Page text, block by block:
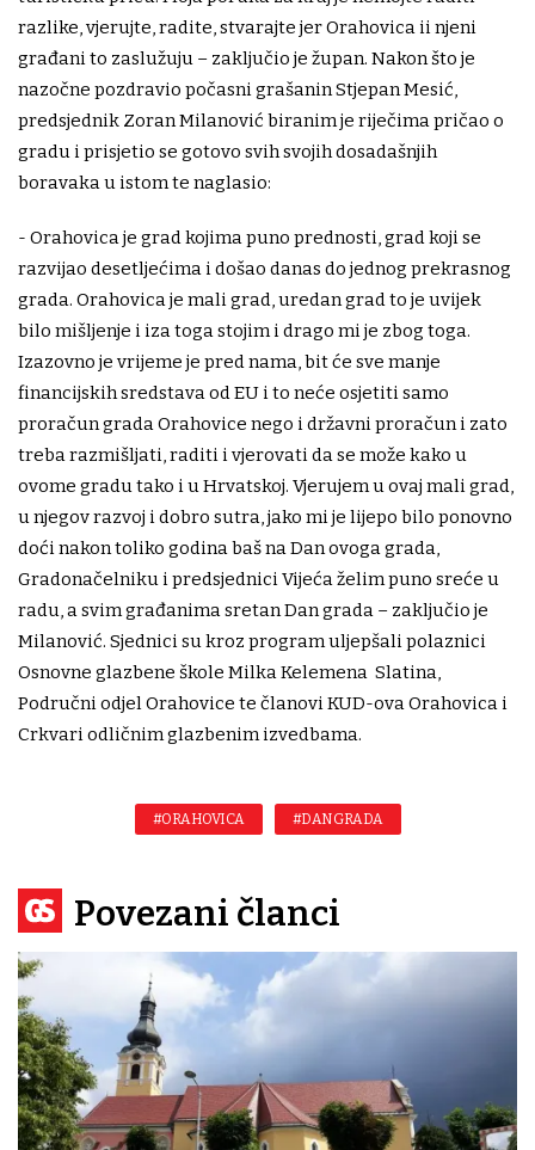
razlike, vjerujte, radite, stvarajte jer Orahovica ii njeni
građani to zaslužuju – zaključio je župan. Nakon što je
nazočne pozdravio počasni grašanin Stjepan Mesić,
predsjednik Zoran Milanović biranim je riječima pričao o
gradu i prisjetio se gotovo svih svojih dosadašnjih
boravaka u istom te naglasio:
- Orahovica je grad kojima puno prednosti, grad koji se
razvijao desetljećima i došao danas do jednog prekrasnog
grada. Orahovica je mali grad, uredan grad to je uvijek
bilo mišljenje i iza toga stojim i drago mi je zbog toga.
Izazovno je vrijeme je pred nama, bit će sve manje
financijskih sredstava od EU i to neće osjetiti samo
proračun grada Orahovice nego i državni proračun i zato
treba razmišljati, raditi i vjerovati da se može kako u
ovome gradu tako i u Hrvatskoj. Vjerujem u ovaj mali grad,
u njegov razvoj i dobro sutra, jako mi je lijepo bilo ponovno
doći nakon toliko godina baš na Dan ovoga grada,
Gradonačelniku i predsjednici Vijeća želim puno sreće u
radu, a svim građanima sretan Dan grada – zaključio je
Milanović. Sjednici su kroz program uljepšali polaznici
Osnovne glazbene škole Milka Kelemena Slatina,
Područni odjel Orahovice te članovi KUD-ova Orahovica i
Crkvari odličnim glazbenim izvedbama.
#ORAHOVICA #DAN GRADA
Povezani članci